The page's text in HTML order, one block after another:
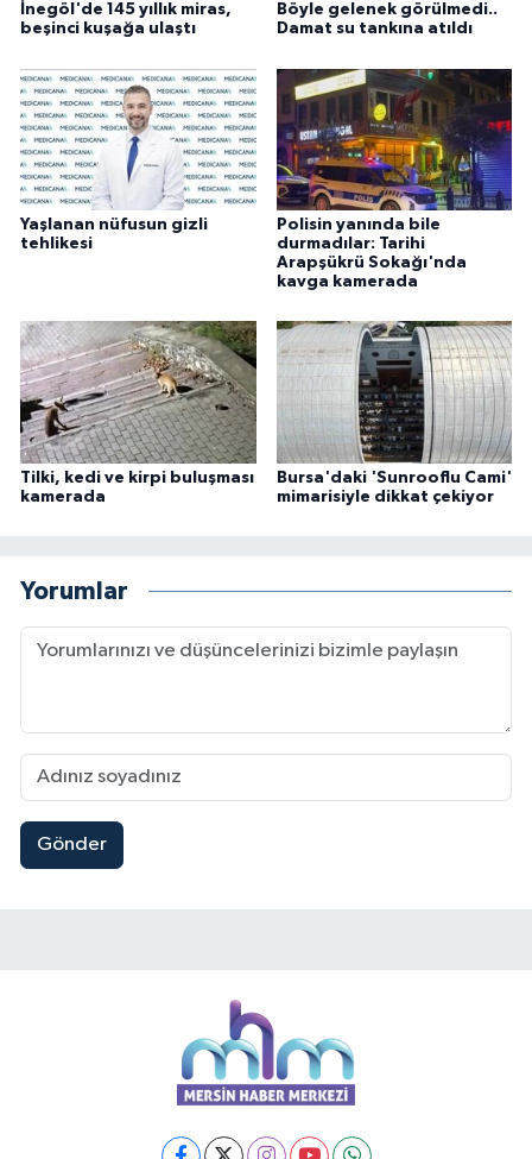
İnegöl'de 145 yıllık miras,
beşinci kuşağa ulaştı
Böyle gelenek görülmedi..
Damat su tankına atıldı
Yaşlanan nüfusun gizli
tehlikesi
Polisin yanında bile
durmadılar: Tarihi
Arapşükrü Sokağı'nda
kavga kamerada
Tilki, kedi ve kirpi buluşması
kamerada
Bursa'daki 'Sunrooflu Cami'
mimarisiyle dikkat çekiyor
Yorumlar
Gönder